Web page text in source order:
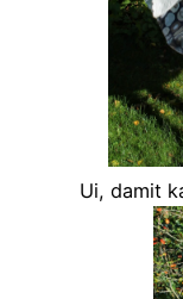
Ui, damit